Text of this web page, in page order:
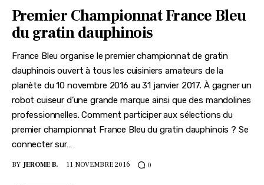
Recettes
Shopping
Évènements
Premier Championnat France Bleu
du gratin dauphinois
France Bleu organise le premier championnat de gratin
dauphinois ouvert à tous les cuisiniers amateurs de la
planète du 10 novembre 2016 au 31 janvier 2017. À gagner un
robot cuiseur d’une grande marque ainsi que des mandolines
professionnelles. Comment participer aux sélections du
premier championnat France Bleu du gratin dauphinois ? Se
connecter sur…
BY JEROME B. 11 NOVEMBRE 2016 0